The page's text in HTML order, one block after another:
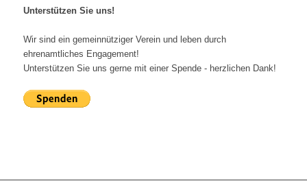
Unterstützen Sie uns!
Wir sind ein gemeinnütziger Verein und leben durch
ehrenamtliches Engagement!
Unterstützen Sie uns gerne mit einer Spende - herzlichen Dank!